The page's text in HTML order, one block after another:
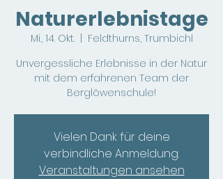
Naturerlebnistage
Mi., 14. Okt.
  |
Feldthurns, Trumbichl
Unvergessliche Erlebnisse in der Natur
mit dem erfahrenen Team der
Berglöwenschule!
Vielen Dank für deine
verbindliche Anmeldung.
Veranstaltungen ansehen